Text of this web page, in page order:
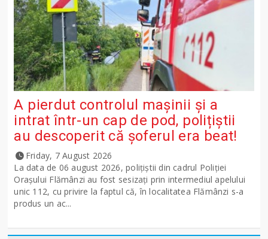
A pierdut controlul mașinii și a
intrat într-un cap de pod, polițiștii
au descoperit că șoferul era beat!
Friday, 7 August 2026
La data de 06 august 2026, polițiștii din cadrul Poliției
Orașului Flămânzi au fost sesizați prin intermediul apelului
unic 112, cu privire la faptul că, în localitatea Flămânzi s-a
produs un ac...